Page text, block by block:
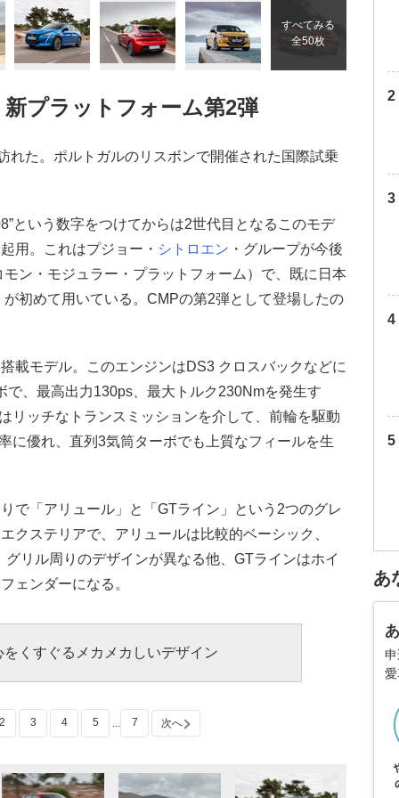
すべてみる
全50枚
プラットフォーム第2弾
れた。ポルトガルのリスボンで開催された国際試乗
という数字をつけてからは2世代目となるこのモデ
用。これはプジョー・ シトロエン ・グループが今後
ン・モジュラー・プラットフォーム）で、既に日本
が初めて用いている。CMPの第2弾として登場したの
載モデル。このエンジンはDS3 クロスバックなどに
、最高出力130ps、最大トルク230Nmを発生す
リッチなトランスミッションを介して、前輪を駆動
に優れ、直列3気筒ターボでも上質なフィールを生
で「アリュール」と「GTライン」という2つのグレ
クステリアで、アリュールは比較的ベーシック、
リル周りのデザインが異なる他、GTラインはホイ
ェンダーになる。
をくすぐるメカメカしいデザイン
3 4 5 ... 7 次へ
あ